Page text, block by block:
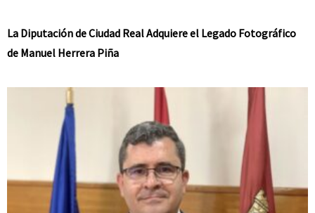
La Diputación de Ciudad Real Adquiere el Legado Fotográfico
de Manuel Herrera Piña